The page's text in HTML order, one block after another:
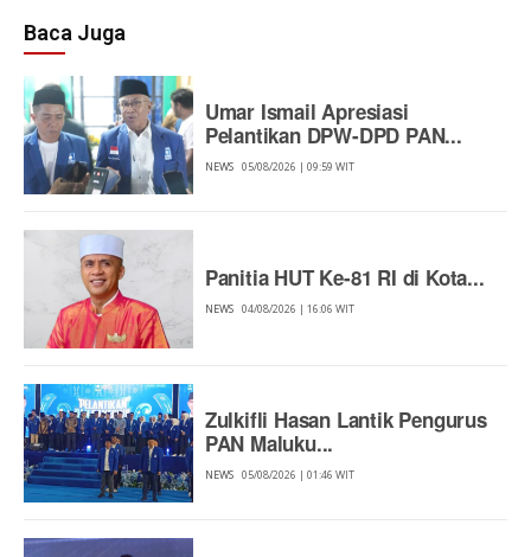
Baca Juga
Umar Ismail Apresiasi
Pelantikan DPW-DPD PAN...
NEWS 05/08/2026 | 09:59 WIT
Panitia HUT Ke-81 RI di Kota...
NEWS 04/08/2026 | 16:06 WIT
Zulkifli Hasan Lantik Pengurus
PAN Maluku...
NEWS 05/08/2026 | 01:46 WIT